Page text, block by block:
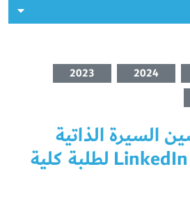
2024
2023
السيرة الذاتية
القانونية وملف LinkedIn لطلبة كلية